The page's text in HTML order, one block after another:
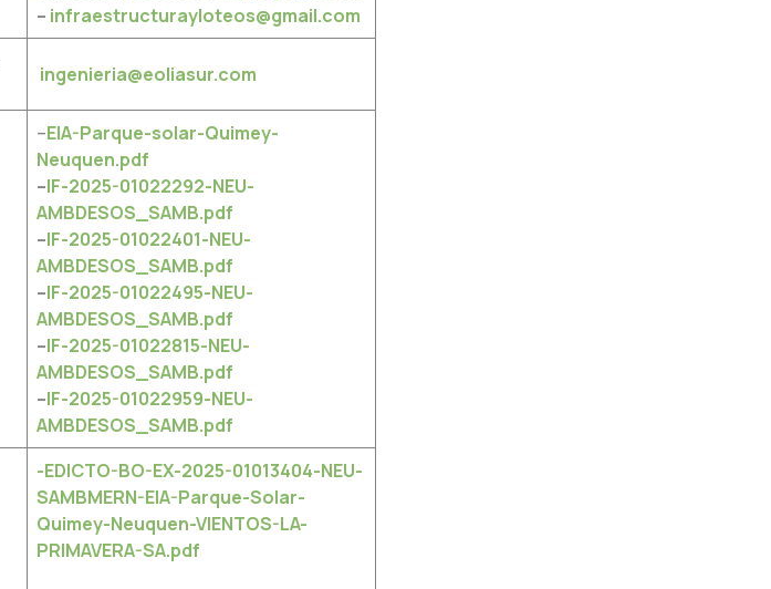
– infraestructurayloteos@gmail.com
ingenieria@eoliasur.com
–EIA-Parque-solar-Quimey-
Neuquen.pdf
–IF-2025-01022292-NEU-
AMBDESOS_SAMB.pdf
–IF-2025-01022401-NEU-
AMBDESOS_SAMB.pdf
–IF-2025-01022495-NEU-
AMBDESOS_SAMB.pdf
–IF-2025-01022815-NEU-
AMBDESOS_SAMB.pdf
–IF-2025-01022959-NEU-
AMBDESOS_SAMB.pdf
-EDICTO-BO-EX-2025-01013404-NEU-
SAMBMERN-EIA-Parque-Solar-
Quimey-Neuquen-VIENTOS-LA-
PRIMAVERA-SA.pdf